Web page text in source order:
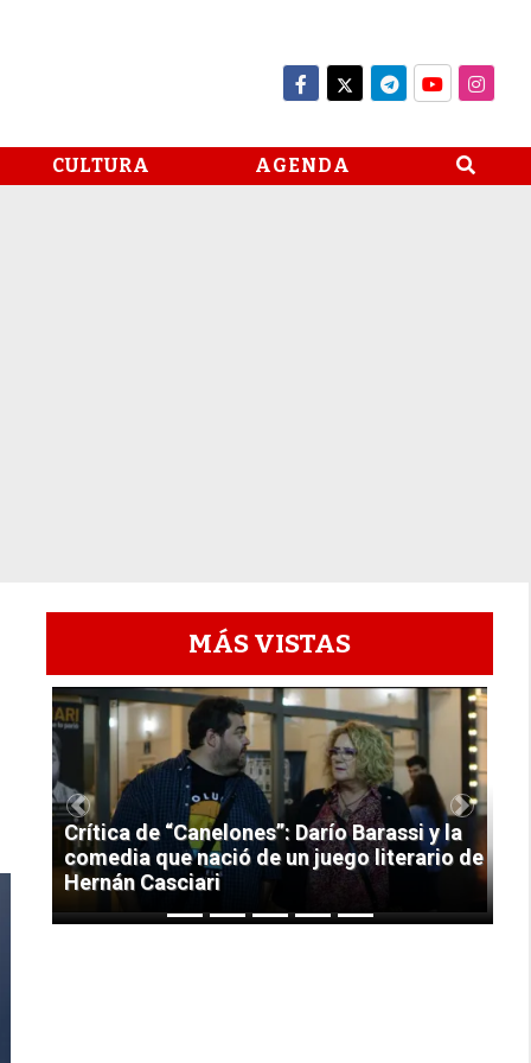
CULTURA AGENDA
MÁS VISTAS
1
Crítica de “Canelones”: Darío Barassi y la
comedia que nació de un juego literario de
Hernán Casciari
Previous Next